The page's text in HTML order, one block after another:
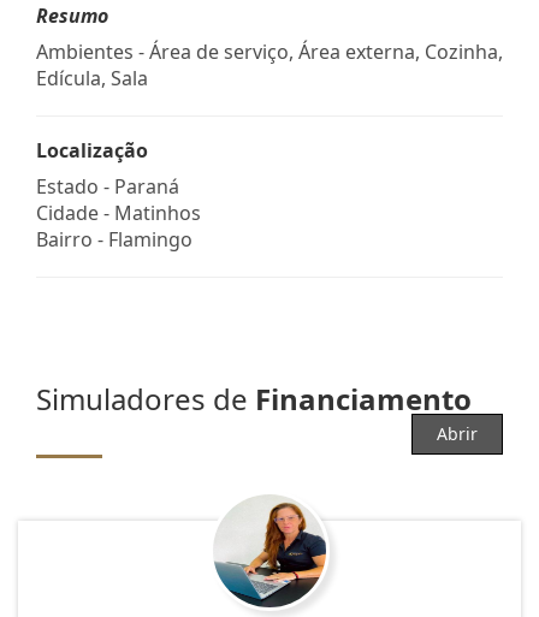
Resumo
Ambientes - Área de serviço, Área externa, Cozinha,
Edícula, Sala
Localização
Estado - Paraná
Cidade - Matinhos
Bairro - Flamingo
Simuladores de Financiamento
Abrir